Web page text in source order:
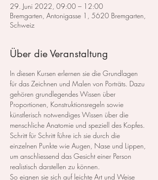
29. Juni 2022, 09:00 – 12:00
Bremgarten, Antonigasse 1, 5620 Bremgarten,
Schweiz
Über die Veranstaltung
In diesen Kursen erlernen sie die Grundlagen
für das Zeichnen und Malen von Porträts. Dazu
gehören grundlegendes Wissen über
Proportionen, Konstruktionsregeln sowie
künstlerisch notwendiges Wissen über die
menschliche Anatomie und speziell des Kopfes.
Schritt für Schritt führe ich sie durch die
einzelnen Punkte wie Augen, Nase und Lippen,
um anschliessend das Gesicht einer Person
realistisch darstellen zu können.
So eignen sie sich auf leichte Art und Weise